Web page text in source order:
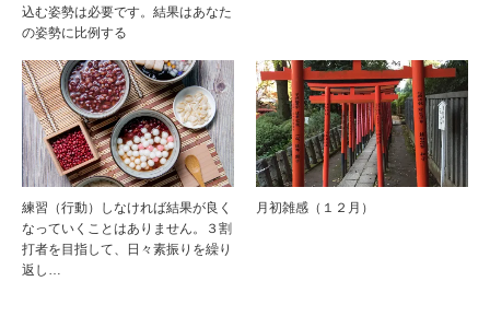
込む姿勢は必要です。結果はあなた
の姿勢に比例する
練習（行動）しなければ結果が良く
なっていくことはありません。３割
打者を目指して、日々素振りを繰り
返し…
月初雑感（１２月）